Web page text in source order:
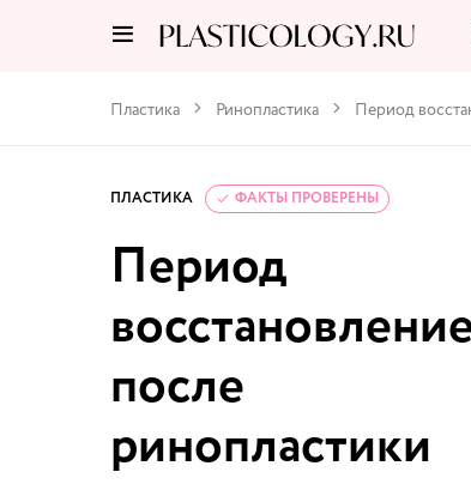
Пластика Ринопластика Период
ПЛАСТИКА ФАКТЫ ПРОВЕРЕНЫ
Период
после
ринопластики